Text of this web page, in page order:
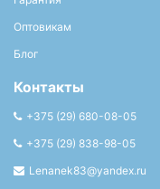
Оптовикам
Блог
Контакты
+375 (29) 680-08-05
+375 (29) 838-98-05
Lenanek83@yandex.ru